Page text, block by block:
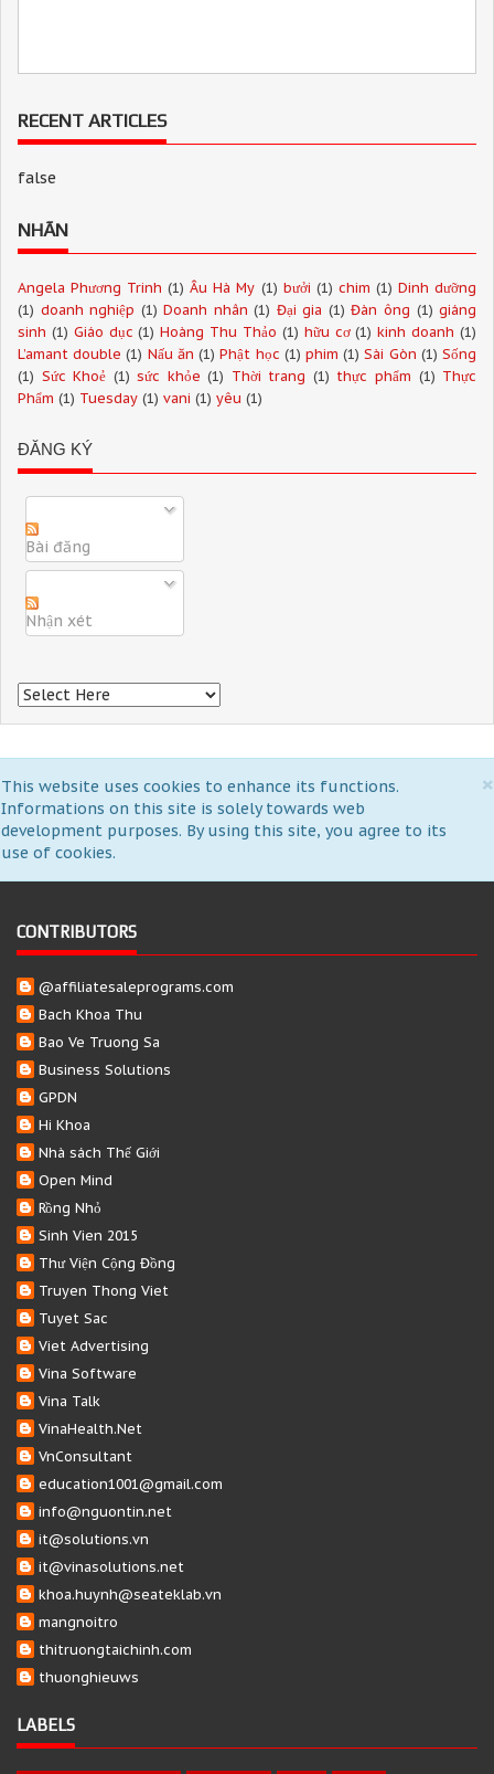
RECENT ARTICLES
false
NHÃN
Angela Phương Trinh (1) Âu Hà My (1) bưởi (1) chim (1) Dinh dưỡng
(1) doanh nghiệp (1) Doanh nhân (1) Đại gia (1) Đàn ông (1) giáng
sinh (1) Giáo dục (1) Hoàng Thu Thảo (1) hữu cơ (1) kinh doanh (1)
L’amant double (1) Nấu ăn (1) Phật học (1) phim (1) Sài Gòn (1) Sống
(1) Sức Khoẻ (1) sức khỏe (1) Thời trang (1) thực phẩm (1) Thực
Phẩm (1) Tuesday (1) vani (1) yêu (1)
ĐĂNG KÝ
Bài đăng
Nhận xét
×
This website uses cookies to enhance its functions.
Informations on this site is solely towards web
development purposes. By using this site, you agree to its
use of cookies.
CONTRIBUTORS
@affiliatesaleprograms.com
Bach Khoa Thu
Bao Ve Truong Sa
Business Solutions
GPDN
Hi Khoa
Nhà sách Thế Giới
Open Mind
Rồng Nhỏ
Sinh Vien 2015
Thư Viện Cộng Đồng
Truyen Thong Viet
Tuyet Sac
Viet Advertising
Vina Software
Vina Talk
VinaHealth.Net
VnConsultant
education1001@gmail.com
info@nguontin.net
it@solutions.vn
it@vinasolutions.net
khoa.huynh@seateklab.vn
mangnoitro
thitruongtaichinh.com
thuonghieuws
LABELS